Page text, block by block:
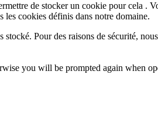
de stocker un cookie pour cela .
les cookies définis dans notre domaine.
Pour des raisons de sécurité,
you will be prompted again when